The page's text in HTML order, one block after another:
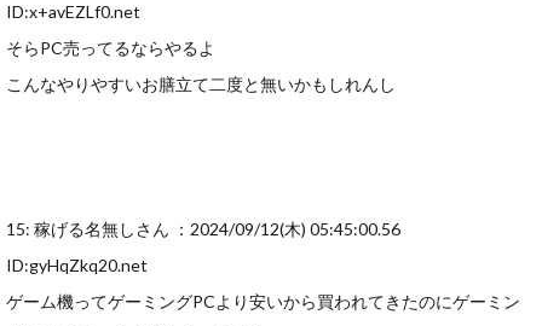
ID:x+avEZLf0.net
そらPC売ってるならやるよ
こんなやりやすいお膳立て二度と無いかもしれんし
15: 稼げる名無しさん ：2024/09/12(木) 05:45:00.56
ID:gyHqZkq20.net
ゲーム機ってゲーミングPCより安いから買われてきたのにゲーミン